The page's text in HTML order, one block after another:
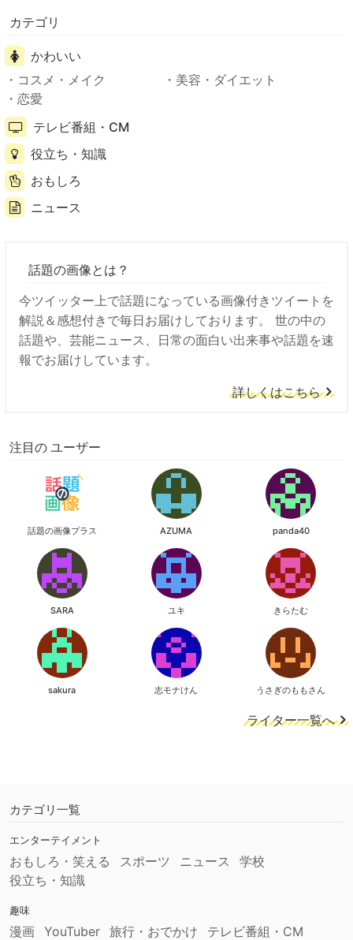
カテゴリ
かわいい
コスメ・メイク
美容・ダイエット
恋愛
テレビ番組・CM
役立ち・知識
おもしろ
ニュース
話題の画像とは？
今ツイッター上で話題になっている画像付きツイートを
解説＆感想付きで毎日お届けしております。 世の中の
話題や、芸能ニュース、日常の面白い出来事や話題を速
報でお届けしています。
詳しくはこちら
注目の ユーザー
話題の画像プラス AZUMA panda40
SARA ユキ きらたむ
sakura 志モナけん うさぎのももさん
ライター一覧へ
カテゴリ一覧
エンターテイメント
おもしろ・笑える スポーツ ニュース
学校
役立ち・知識
趣味
漫画 YouTuber 旅行・おでかけ テレビ番組・CM